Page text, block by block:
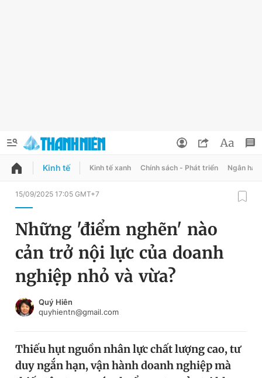
QUẢNG CÁO
Chuyên mục
Chuyên mục khác
Chào ngày mới
Video Magazine
Đổi mật khẩu
Tin đã lưu
Tin đã xem
Đăng xuất
Kinh tế Kinh tế xanh Chính sách - Phát triển Ngân
15/09/2025 17:05 GMT+7
Những 'điểm nghẽn' nào
cản trở nội lực của doanh
nghiệp nhỏ và vừa?
Quý Hiên
quyhientn@gmail.com
Thiếu hụt nguồn nhân lực chất lượng cao, tư
duy ngắn hạn, vận hành doanh nghiệp mà